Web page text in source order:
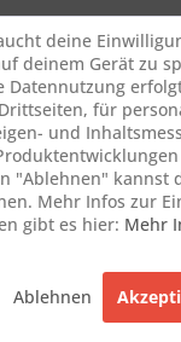
deine
deinem Gerät zu
Datennutzung
für
und
"Ablehnen" kannst
Mehr Infos zur
gibt es hier: Mehr
Ablehnen